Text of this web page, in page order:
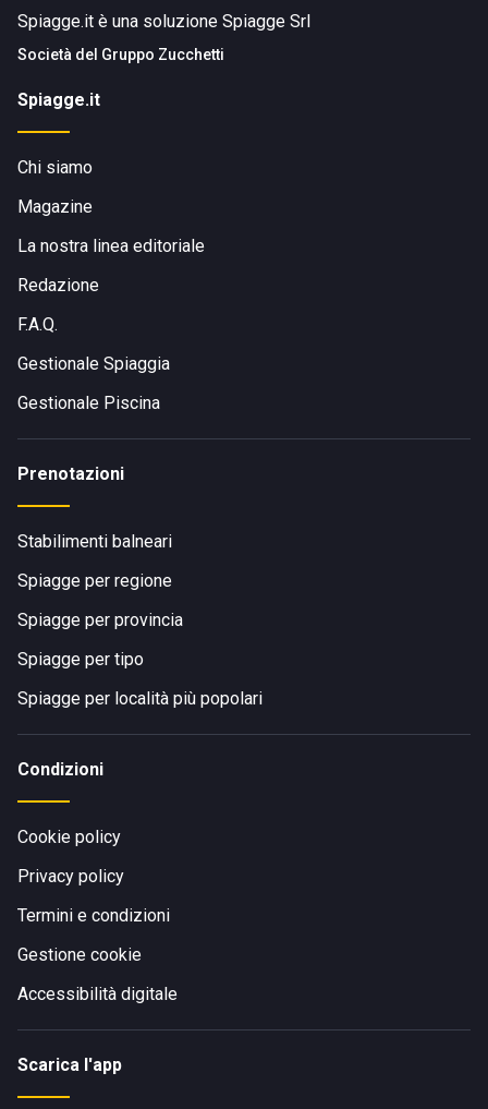
Spiagge.it è una soluzione Spiagge Srl
Società del Gruppo Zucchetti
Spiagge.it
Chi siamo
Magazine
La nostra linea editoriale
Redazione
F.A.Q.
Gestionale Spiaggia
Gestionale Piscina
Prenotazioni
Stabilimenti balneari
Spiagge per regione
Spiagge per provincia
Spiagge per tipo
Spiagge per località più popolari
Condizioni
Cookie policy
Privacy policy
Termini e condizioni
Gestione cookie
Accessibilità digitale
Scarica l'app